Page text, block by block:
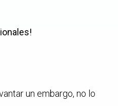
un embargo, no lo